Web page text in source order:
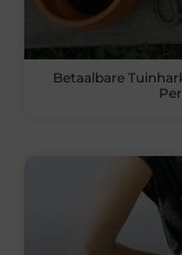
Betaalbare